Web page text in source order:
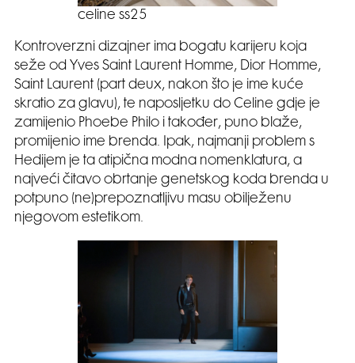
celine ss25
Kontroverzni dizajner ima bogatu karijeru koja
seže od Yves Saint Laurent Homme, Dior Homme,
Saint Laurent (part deux, nakon što je ime kuće
skratio za glavu), te naposljetku do Celine gdje je
zamijenio Phoebe Philo i također, puno blaže,
promijenio ime brenda. Ipak, najmanji problem s
Hedijem je ta atipična modna nomenklatura, a
najveći čitavo obrtanje genetskog koda brenda u
potpuno (ne)prepoznatljivu masu obilježenu
njegovom estetikom.